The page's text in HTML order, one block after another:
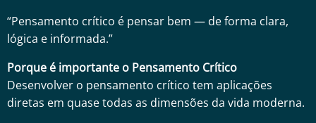
“Pensamento crítico é pensar bem — de forma clara,
lógica e informada.”
Porque é importante o Pensamento Crítico
Desenvolver o pensamento crítico tem aplicações
diretas em quase todas as dimensões da vida moderna.